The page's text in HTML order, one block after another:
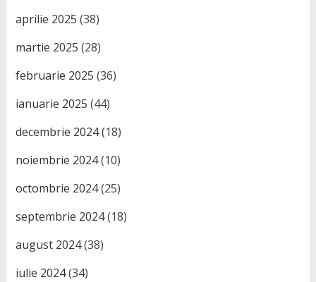
aprilie 2025 (38)
martie 2025 (28)
februarie 2025 (36)
ianuarie 2025 (44)
decembrie 2024(18)
noiembrie 2024(10)
octombrie 2024(25)
septembrie 2024(18)
august 2024(38)
iulie 2024(34)